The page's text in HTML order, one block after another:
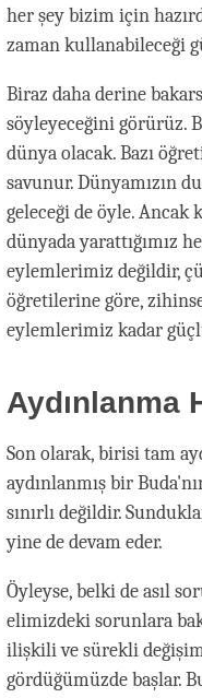
her şey bizim için
zaman kullanabileceği
Biraz daha derine
söyleyeceğini görürüz.
dünya olacak. Bazı
savunur. Dünyamızın
geleceği de öyle.
dünyada yarattığımız
eylemlerimiz değildir,
öğretilerine göre,
eylemlerimiz kadar
Aydınlanma
Son olarak, birisi tam
aydınlanmış bir
sınırlı değildir.
yine de devam eder.
Öyleyse, belki de asıl
elimizdeki sorunlara
ilişkili ve sürekli değişim
gördüğümüzde başlar.